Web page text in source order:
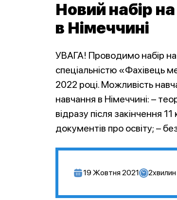
Новий набір
в Німеччині
УВАГА! Проводимо набір на
спеціальністю «Фахівець
2022 році. Можливість
навчання в Німеччині: –
відразу після закінчення
документів про освіту; –
19 Жовтня 2021 2